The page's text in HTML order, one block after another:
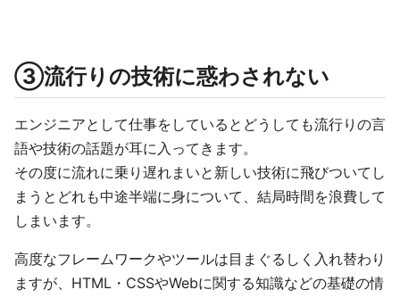
③流行りの技術に惑わされない
エンジニアとして仕事をしているとどうしても流行りの言
語や技術の話題が耳に入ってきます。
その度に流れに乗り遅れまいと新しい技術に飛びついてし
まうとどれも中途半端に身について、結局時間を浪費して
しまいます。
高度なフレームワークやツールは目まぐるしく入れ替わり
ますが、HTML・CSSやWebに関する知識などの基礎の情